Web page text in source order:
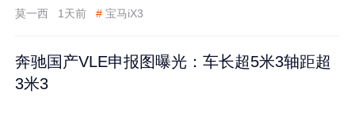
莫一西 1天前 # 宝马iX3
奔驰国产VLE申报图曝光：车长超5米3轴距超
3米3